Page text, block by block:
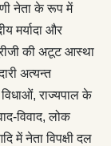
नेता के रूप में
मर्यादा और
की अटूट आस्था
अत्यन्त
राज्यपाल के
विवाद, लोक
में नेता विपक्षी दल